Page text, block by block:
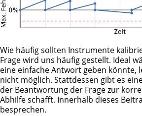
Wie häufig sollten Instrumente
Frage wird uns häufig gestellt. Ideal
eine einfache Antwort geben könnte,
nicht möglich. Stattdessen gibt es
der Beantwortung der Frage zur
Abhilfe schafft. Innerhalb dieses
besprechen.